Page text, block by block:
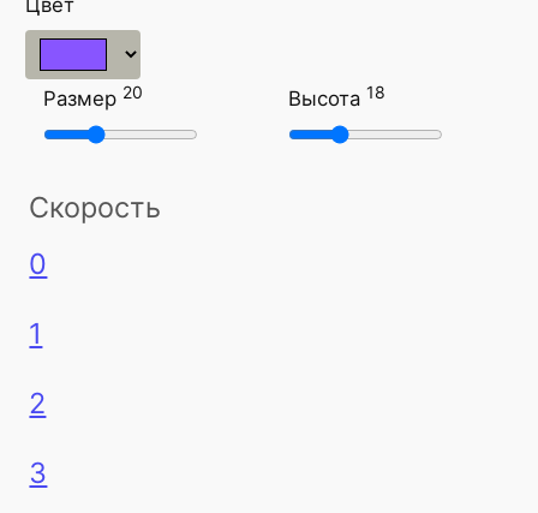
Цвет
Размер 20 Высота 18
Скорость
0
1
2
3